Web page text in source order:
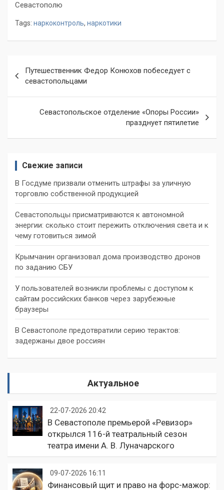
Севастополю
Tags: наркоконтроль, наркотики
по
записям
Путешественник Федор Конюхов побеседует с
севастопольцами
Севастопольское отделение «Опоры России»
празднует пятилетие
Свежие записи
В Госдуме призвали отменить штрафы за уличную
торговлю собственной продукцией
Севастопольцы присматриваются к автономной
энергии: сколько стоит пережить отключения света и к
чему готовиться зимой
Крымчанин организовал дома производство дронов
по заданию СБУ
У пользователей возникли проблемы с доступом к
сайтам российских банков через зарубежные
браузеры
В Севастополе предотвратили серию терактов:
задержаны двое россиян
Актуальное
22-07-2026 20:42
В Севастополе премьерой «Ревизор»
открылся 116-й театральный сезон
театра имени А. В. Луначарского
09-07-2026 16:11
Финансовый щит и право на форс-мажор: